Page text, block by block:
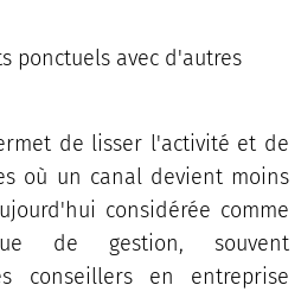
ponctuels avec d'autres
de lisser l'activité et de
où un canal devient moins
considérée comme
de gestion, souvent
conseillers en entreprise